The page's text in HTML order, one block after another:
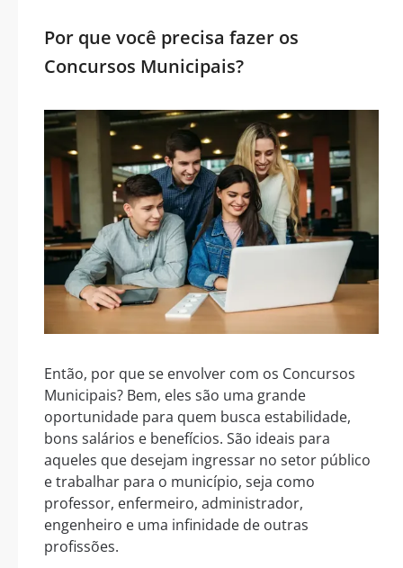
Por que você precisa fazer os
Concursos Municipais?
Então, por que se envolver com os Concursos
Municipais? Bem, eles são uma grande
oportunidade para quem busca estabilidade,
bons salários e benefícios. São ideais para
aqueles que desejam ingressar no setor público
e trabalhar para o município, seja como
professor, enfermeiro, administrador,
engenheiro e uma infinidade de outras
profissões.